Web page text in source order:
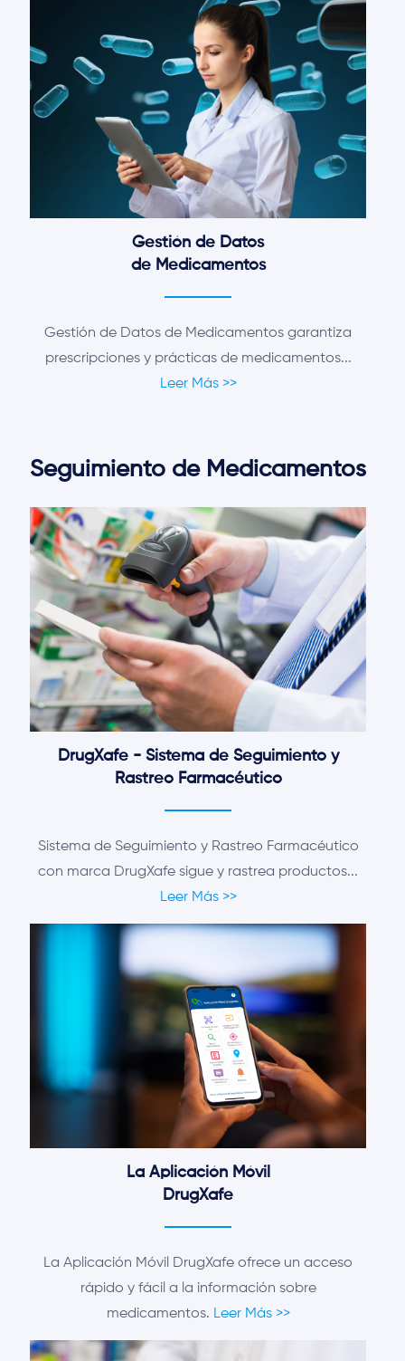
Gestión de Datos
de Medicamentos
Gestión de Datos de Medicamentos garantiza
prescripciones y prácticas de medicamentos...
Leer Más >>
Seguimiento de Medicamentos
DrugXafe - Sistema de Seguimiento y
Rastreo Farmacéutico
Sistema de Seguimiento y Rastreo Farmacéutico
con marca DrugXafe sigue y rastrea productos...
Leer Más >>
La Aplicación Móvil
DrugXafe
La Aplicación Móvil DrugXafe ofrece un acceso
rápido y fácil a la información sobre
medicamentos. Leer Más >>